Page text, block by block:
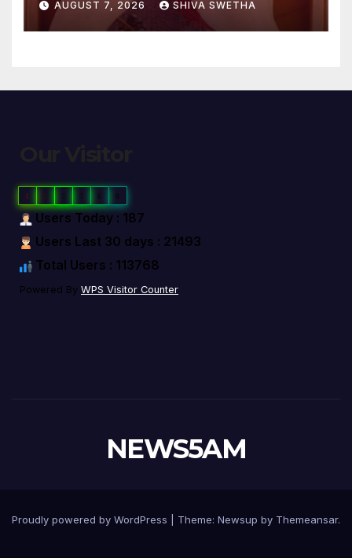
AUGUST 7, 2026 SHIVA SWETHA
1 1 3 7 6 8
Users Today : 187
Users Last 30 days : 21493
Total Users : 113768
Powered By WPS Visitor Counter
NEWS5AM
Proudly powered by WordPress Theme: Newsup by Themeansar.